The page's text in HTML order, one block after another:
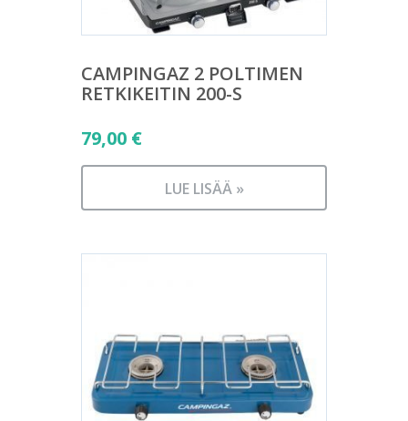
CAMPINGAZ 2 POLTIMEN
RETKIKEITIN 200-S
79,00 €
LUE LISÄÄ »